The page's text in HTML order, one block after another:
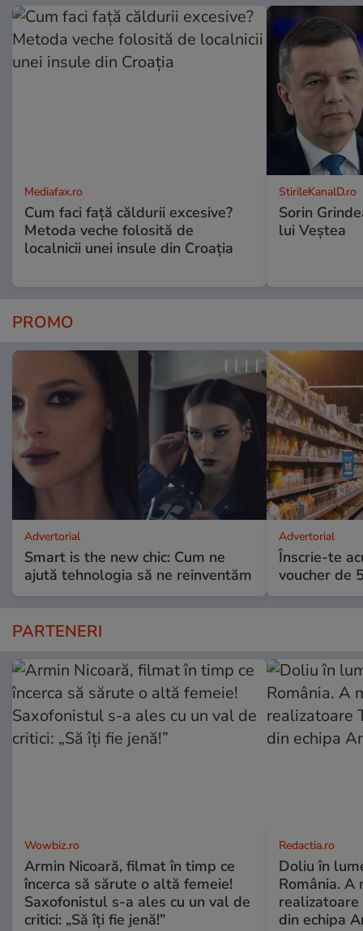
Mediafax.ro
Cum faci față căldurii excesive?
Metoda veche folosită de
localnicii unei insule din Croația
StirileKanalD.ro
Sorin
lui Veștea
PROMO
Advertorial
Smart is the new chic: Cum ne
ajută tehnologia să ne reinventăm
Advertorial
Înscrie-te
voucher de
PARTENERI
Wowbiz.ro
Armin Nicoară, filmat în timp ce
încerca să sărute o altă femeie!
Saxofonistul s-a ales cu un val de
critici: „Să îți fie jenă!”
Redactia.ro
Doliu în
România. A
din echipa